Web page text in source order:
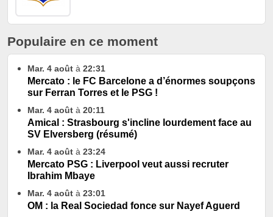
Populaire en ce moment
Mar. 4 août à 22:31
Mercato : le FC Barcelone a d’énormes soupçons
sur Ferran Torres et le PSG !
Mar. 4 août à 20:11
Amical : Strasbourg s'incline lourdement face au
SV Elversberg (résumé)
Mar. 4 août à 23:24
Mercato PSG : Liverpool veut aussi recruter
Ibrahim Mbaye
Mar. 4 août à 23:01
OM : la Real Sociedad fonce sur Nayef Aguerd